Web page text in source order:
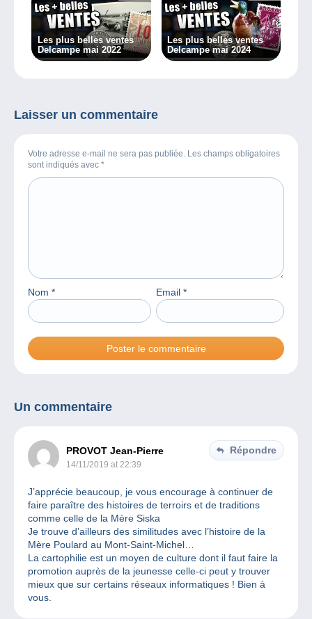
Les plus belles ventes
Delcampe mai 2022
Les plus belles ventes
Delcampe mai 2024
Laisser un commentaire
Votre adresse e-mail ne sera pas publiée. Les champs obligatoires
sont indiqués avec *
Nom * Email *
Un commentaire
PROVOT Jean-Pierre
14/11/2019 at 22:39
Répondre
J’apprécie beaucoup, je vous encourage à continuer de
faire paraître des histoires de terroirs et de traditions
comme celle de la Mère Siska
Je trouve d’ailleurs des similitudes avec l’histoire de la
Mère Poulard au Mont-Saint-Michel…
La cartophilie est un moyen de culture dont il faut faire la
promotion auprès de la jeunesse celle-ci peut y trouver
mieux que sur certains réseaux informatiques ! Bien à
vous.